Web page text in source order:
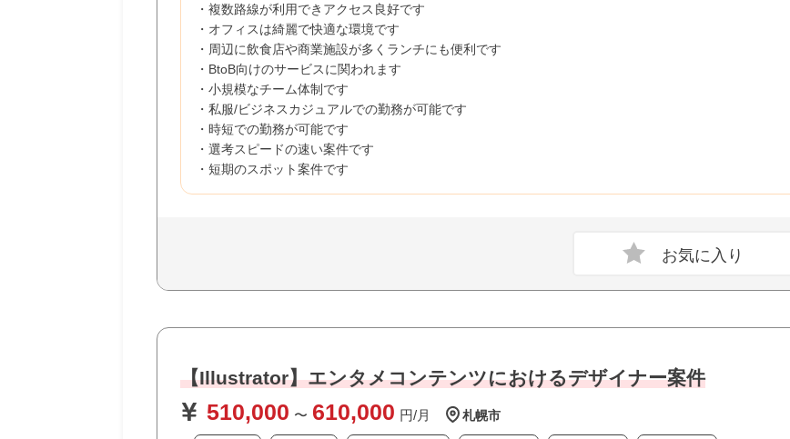
・複数路線が利用できアクセス良好です
・オフィスは綺麗で快適な環境です
・周辺に飲食店や商業施設が多くランチにも便利です
・BtoB向けのサービスに関われます
・小規模なチーム体制です
・私服/ビジネスカジュアルでの勤務が可能です
・時短での勤務が可能です
・選考スピードの速い案件です
・短期のスポット案件です
【Illustrator】エンタメコンテンツにおけるデザイナー案件
510,000 〜 610,000 円/月 札幌市